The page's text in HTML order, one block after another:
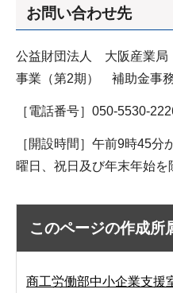
お問い合わせ先
公益財団法人 大阪産業
事業（第2期） 補助金事
［電話番号］050-5530-
［開設時間］午前9時45分
曜日、祝日及び年末年始を
このページの作成所
商工労働部中小企業支援